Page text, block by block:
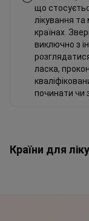
що
лікування
країнах.
виключно з
ласка,
починати чи
Країни для